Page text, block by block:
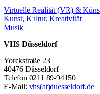
Virtuelle Realität (VR) &
Kunst, Kultur, Kreativität
Musik
VHS Düsseldorf
Yorckstraße 23
40476 Düsseldorf
Telefon 0211 89-94150
E-Mail: vhs(at)duesseldorf.de